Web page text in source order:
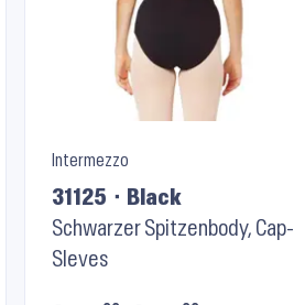
Intermezzo
31125 ⬝ Black
Schwarzer Spitzenbody, Cap-
Sleves